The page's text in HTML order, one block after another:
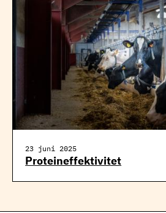
23 juni 2025
Proteineffektivitet